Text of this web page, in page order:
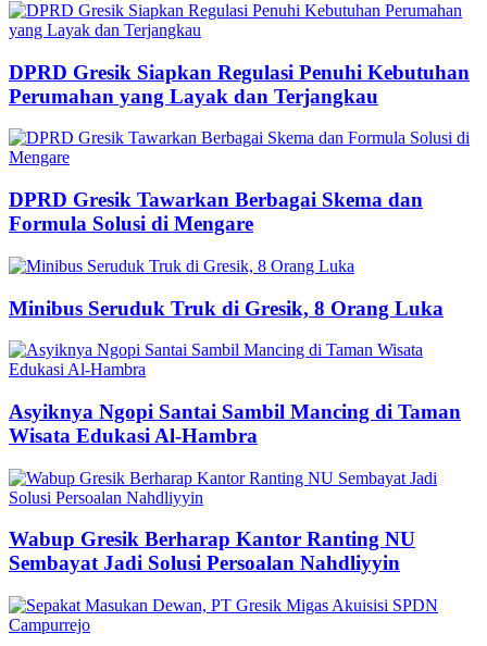
DPRD Gresik Siapkan Regulasi Penuhi Kebutuhan
Perumahan yang Layak dan Terjangkau
DPRD Gresik Tawarkan Berbagai Skema dan
Formula Solusi di Mengare
Minibus Seruduk Truk di Gresik, 8 Orang Luka
Asyiknya Ngopi Santai Sambil Mancing di Taman
Wisata Edukasi Al-Hambra
Wabup Gresik Berharap Kantor Ranting NU
Sembayat Jadi Solusi Persoalan Nahdliyyin